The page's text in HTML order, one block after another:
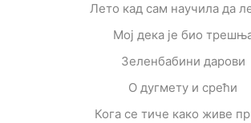
Лето кад сам научила да
Мој дека је био
Зеленбабини дарови
О дугмету и срећи
Кога се тиче како живе